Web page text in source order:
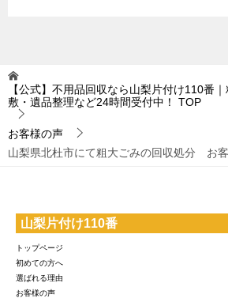
【公式】不用品回収なら山梨片付け110番
敷・遺品整理など24時間受付中！
TOP
お客様の声
山梨県北杜市にて粗大ごみの回収処分 お
山梨片付け110番
トップページ
初めての方へ
選ばれる理由
お客様の声